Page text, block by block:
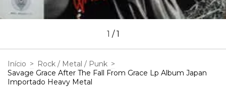
1 /1
Início > Rock / Metal / Punk >
Savage Grace After The Fall From Grace Lp Album Japan
Importado Heavy Metal